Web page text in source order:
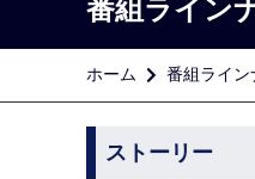
番組ライン
ホーム 番組ライン
ストーリー